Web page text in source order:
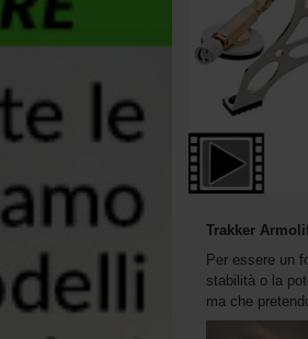
Trakker
Per essere un
stabilità o la
ma che